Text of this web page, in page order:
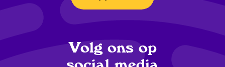
Volg ons op